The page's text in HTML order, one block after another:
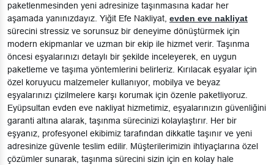
paketlenmesinden yeni adresinize taşınmasına kadar her
aşamada yanınızdayız. Yiğit Efe Nakliyat, evden eve nakliyat
sürecini stressiz ve sorunsuz bir deneyime dönüştürmek için
modern ekipmanlar ve uzman bir ekip ile hizmet verir. Taşınma
öncesi eşyalarınızı detaylı bir şekilde inceleyerek, en uygun
paketleme ve taşıma yöntemlerini belirleriz. Kırılacak eşyalar için
özel koruyucu malzemeler kullanıyor, mobilya ve beyaz
eşyalarınızı çizilmelere karşı korumak için özenle paketliyoruz.
Eyüpsultan evden eve nakliyat hizmetimiz, eşyalarınızın güvenliğini
garanti altına alarak, taşınma sürecinizi kolaylaştırır. Her bir
eşyanız, profesyonel ekibimiz tarafından dikkatle taşınır ve yeni
adresinize güvenle teslim edilir. Müşterilerimizin ihtiyaçlarına özel
çözümler sunarak, taşınma sürecini sizin için en kolay hale